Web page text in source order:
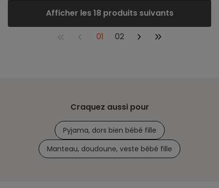
Afficher les 18 produits suivants
01 02
Craquez aussi pour
Pyjama, dors bien bébé fille
Manteau, doudoune, veste bébé fille